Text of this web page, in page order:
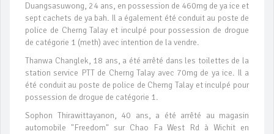
Duangsasuwong, 24 ans, en possession de 460mg de ya ice et
sept cachets de ya bah. Il a également été conduit au poste de
police de Cherng Talay et inculpé pour possession de drogue
de catégorie 1 (meth) avec intention de la vendre.
Thanwa Changlek, 18 ans, a été arrêté dans les toilettes de la
station service PTT de Cherng Talay avec 70mg de ya ice. Il a
été conduit au poste de police de Cherng Talay et inculpé pour
possession de drogue de catégorie 1.
Sophon Thirawittayanon, 40 ans, a été arrêté au magasin
automobile "Freedom" sur Chao Fa West Rd à Wichit en